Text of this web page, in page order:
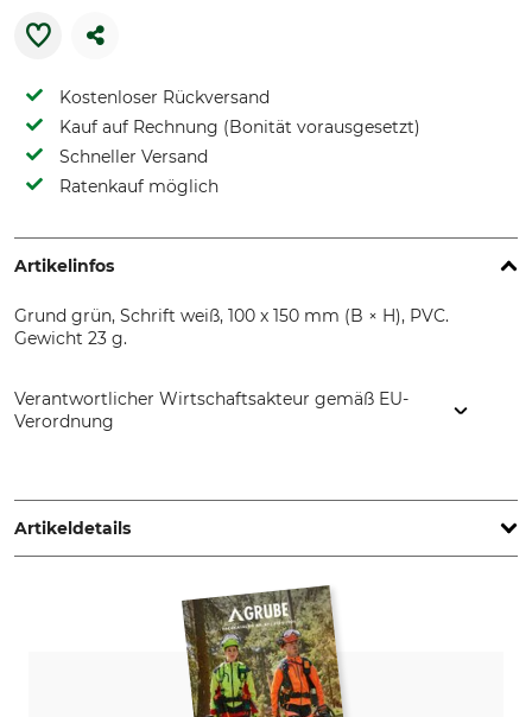
Kostenloser Rückversand
Kauf auf Rechnung (Bonität vorausgesetzt)
Schneller Versand
Ratenkauf möglich
Artikelinfos
Grund grün, Schrift weiß, 100 x 150 mm (B × H), PVC.
Gewicht 23 g.
Verantwortlicher Wirtschaftsakteur gemäß EU-
Verordnung
Germany, www.printec-signograph.de
Artikeldetails
Modellbezeichnung
Jagdliche Einrichtung –
Betreten verboten